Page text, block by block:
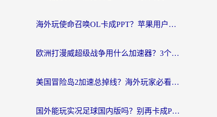
海外玩使命召唤OL卡成PPT？苹果用户必看：使命召唤OL国外加速器下载苹果版指南
欧洲打漫威超级战争用什么加速器？3个海外游戏卡顿问题一次解决（附实测推荐）
美国冒险岛2加速总掉线？海外玩家必看的国服游戏加速器选择指南
国外能玩实况足球国内版吗？别再卡成PPT！海外党国服游戏加速全攻略